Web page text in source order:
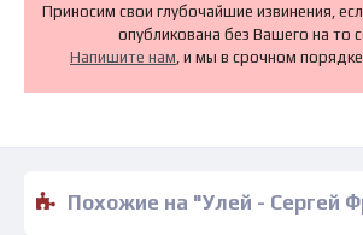
Приносим свои глубочайшие извинения,
опубликована без Вашего на то
Напишите нам , и мы в срочном
Похожие на "Улей - Сергей Фрумкин" книги читать бесплатно полные